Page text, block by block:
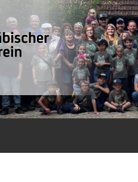
Albverein